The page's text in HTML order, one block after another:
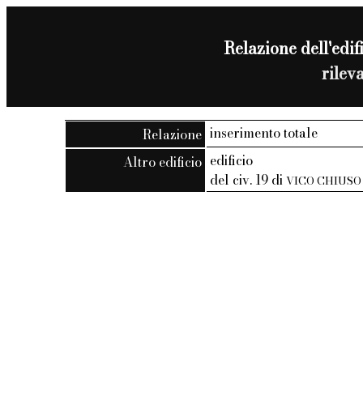
Relazione
Relazione inserimento totale
Altro edificio edificio
del civ. 19 diVICO